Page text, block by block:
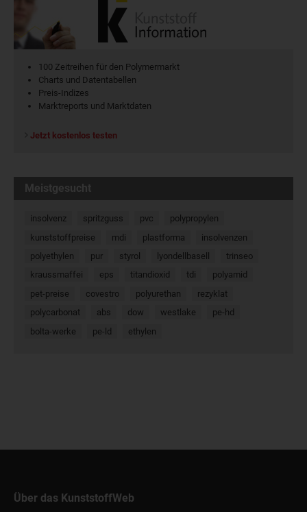
100 Zeitreihen für den Polymermarkt
Charts und Datentabellen
Preis-Indizes
Marktreports und Marktdaten
Jetzt kostenlos testen
Meistgesucht
insolvenz spritzguss pvc
polypropylen
kunststoffpreise
mdi plastforma
insolvenzen
polyethylen
pur styrol lyondellbasell
trinseo
kraussmaffei
eps titandioxid tdi
polyamid
pet-preise
covestro polyurethan
rezyklat
polycarbonat
abs dow westlake
pe-hd
bolta-werke
pe-ld ethylen
Über das KunststoffWeb